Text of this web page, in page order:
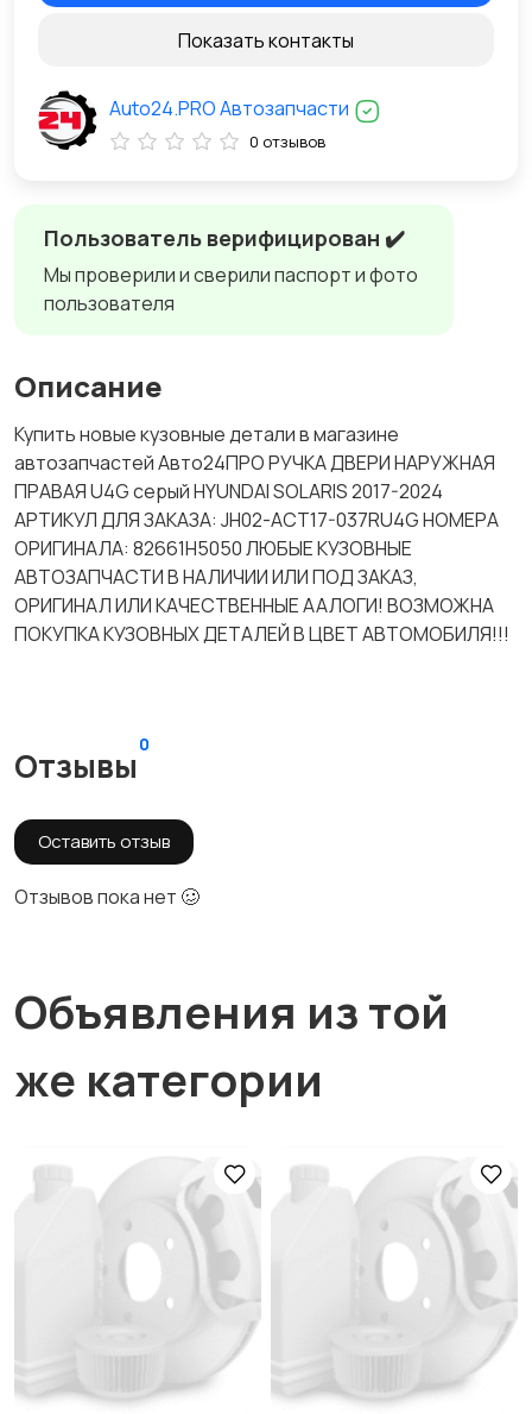
Пользователь верифицирован ✔️
Мы проверили и сверили паспорт и фото
пользователя
Описание
Купить новые кузовные детали в магазине
автозапчастей Авто24ПРО РУЧКА ДВЕРИ НАРУЖНАЯ
ПРАВАЯ U4G серый HYUNDAI SOLARIS 2017-2024
АРТИКУЛ ДЛЯ ЗАКАЗА: JH02-ACT17-037RU4G НОМЕРА
ОРИГИНАЛА: 82661H5050 ЛЮБЫЕ КУЗОВНЫЕ
АВТОЗАПЧАСТИ В НАЛИЧИИ ИЛИ ПОД ЗАКАЗ,
ОРИГИНАЛ ИЛИ КАЧЕСТВЕННЫЕ ААЛОГИ! ВОЗМОЖНА
ПОКУПКА КУЗОВНЫХ ДЕТАЛЕЙ В ЦВЕТ АВТОМОБИЛЯ!!!
Отзывы
0
Оставить отзыв
Отзывов пока нет 🥴
Показать контакты
Auto24.PRO Автозапчасти
0 отзывов
Объявления из той
же категории